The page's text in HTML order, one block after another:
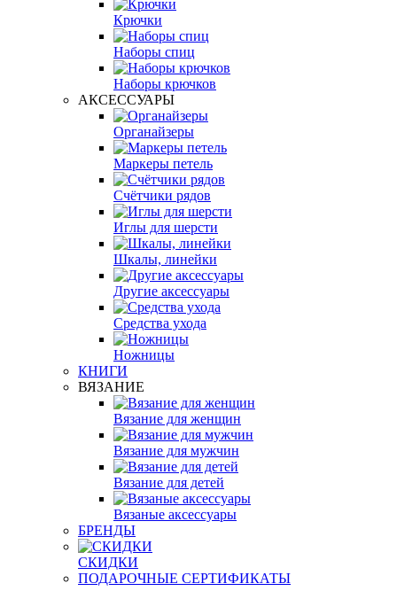
Крючки
Наборы спиц
Наборы крючков
АКСЕССУАРЫ
Органайзеры
Маркеры петель
Счётчики рядов
Иглы для шерсти
Шкалы, линейки
Другие аксессуары
Средства ухода
Ножницы
КНИГИ
ВЯЗАНИЕ
Вязание для женщин
Вязание для мужчин
Вязание для детей
Вязаные аксессуары
БРЕНДЫ
СКИДКИ
ПОДАРОЧНЫЕ СЕРТИФИКАТЫ